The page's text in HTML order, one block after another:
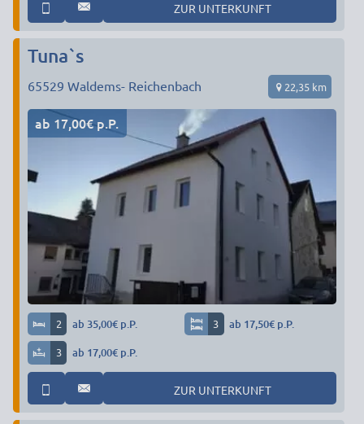
ZUR UNTERKUNFT
Tuna`s
65529 Waldems- Reichenbach 22,35 km
ab 17,00€ p.P.
2 ab 35,00€ p.P. 3 ab 17,50€ p.P.
3 ab 17,00€ p.P.
ZUR UNTERKUNFT